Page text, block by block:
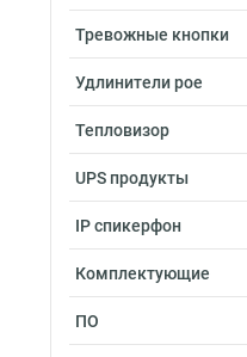
Тревожные кнопки
Удлинители poe
Тепловизор
UPS продукты
IP спикерфон
Комплектующие
ПО